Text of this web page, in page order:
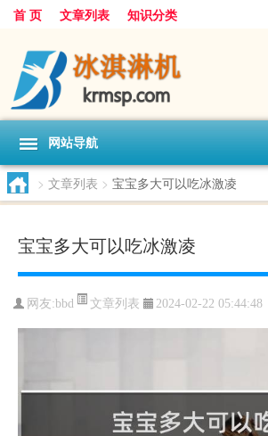
首 页 文章列表 知识分类
网站导航
> 文章列表 > 宝宝多大可以吃冰激凌
宝宝多大可以吃冰激凌
网友:bbd 文章列表 2024-02-22 05:44:48